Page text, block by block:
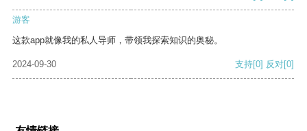
游客
这款app就像我的私人导师，带领我探索知识的奥秘。
2024-09-30 支持[0] 反对[0]